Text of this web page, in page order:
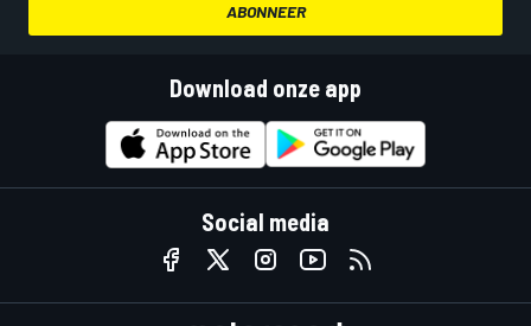
ABONNEER
Download onze app
Social media